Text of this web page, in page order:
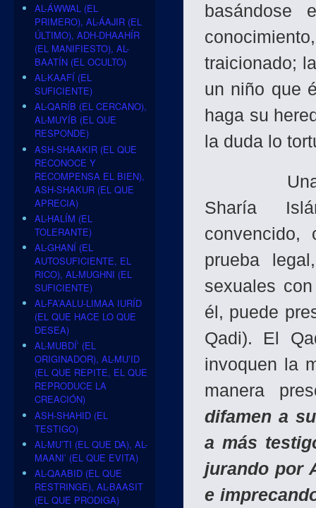
traicionado;
un niño que
haga su
la duda lo
Una
Sharía
convencido,
prueba
sexuales
él, puede
Qadi). El
invoquen la
manera
difamen a
a más
jurando por
e
AL-ÁWWAL (EL
PRIMERO), AL-ÁAJIR (EL
ÚLTIMO), ADH-DHAAHÍR
(EL MANIFIESTO), AL-
BAATÍN (EL OCULTO)
AL-KAAFÍ (EL
SUFICIENTE)
AL-QARÍB (EL CERCANO),
AL-MUYÍB (EL QUE
RESPONDE)
ASH-SHAAKIR (EL QUE
RECONOCE Y
RECOMPENSA EL BIEN),
ASH-SHAKUR (EL QUE
APRECIA)
AL-HALÍM (EL
TOLERANTE)
AL-GHANÍ (EL
AUTOSUFICIENTE, EL
RICO), AL-MUGHNI (EL
SUFICIENTE)
AL-FA’AALU-LIMAA IURÍD
(EL QUE HACE LO QUE
DESEA)
AL-MUBDÍ’ (EL
ORIGINADOR), AL-MU’ID
(EL QUE REPITE, EL QUE
REPRODUCE LA
CREACIÓN)
ASH-SHAHID (EL
TESTIGO)
AL-MU’TI (EL QUE DA), AL-
MAANI’ (EL QUE EVITA)
AL-QAABID (EL QUE
RESTRINGE), AL-BAASIT
(EL QUE PRODIGA)